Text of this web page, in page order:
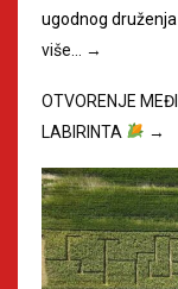
ugodnog druženja
više…
→
OTVORENJE
LABIRINTA
→